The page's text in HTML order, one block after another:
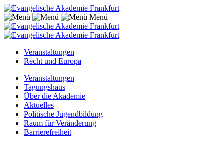
Menü
Veranstaltungen
Recht und Europa
Veranstaltungen
Tagungshaus
Über die Akademie
Aktuelles
Politische Jugendbildung
Raum für Veränderung
Barrierefreiheit